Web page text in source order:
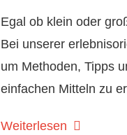
Egal ob klein oder
Bei unserer
um Methoden, Tipps
einfachen Mitteln zu
Weiterlesen